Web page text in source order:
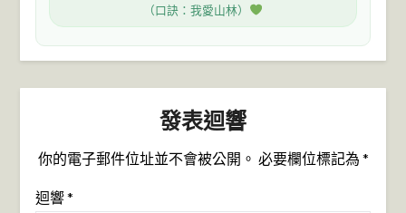
（口訣：我愛山林）
發表迴響
你的電子郵件位址並不會被公開。 必要欄位標記為 *
迴響*